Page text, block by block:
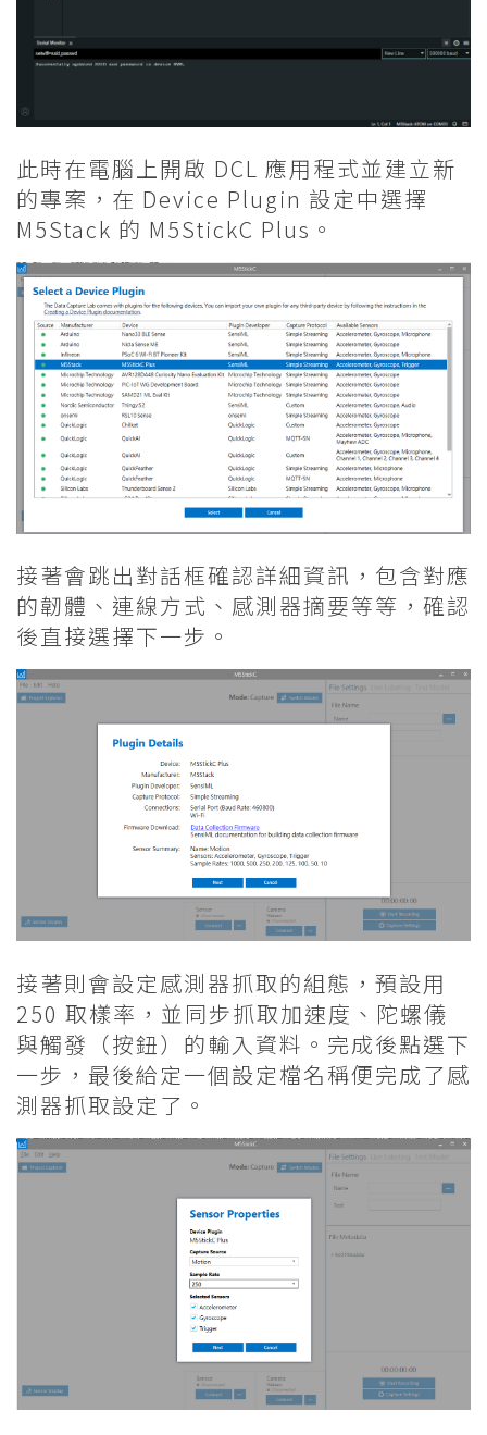
此時在電腦上開啟 DCL 應用程式並建立新
的專案，在 Device Plugin 設定中選擇
M5Stack 的 M5StickC Plus。
接著會跳出對話框確認詳細資訊，包含對應
的韌體、連線方式、感測器摘要等等，確認
後直接選擇下一步。
接著則會設定感測器抓取的組態，預設用
250 取樣率，並同步抓取加速度、陀螺儀
與觸發（按鈕）的輸入資料。完成後點選下
一步，最後給定一個設定檔名稱便完成了感
測器抓取設定了。